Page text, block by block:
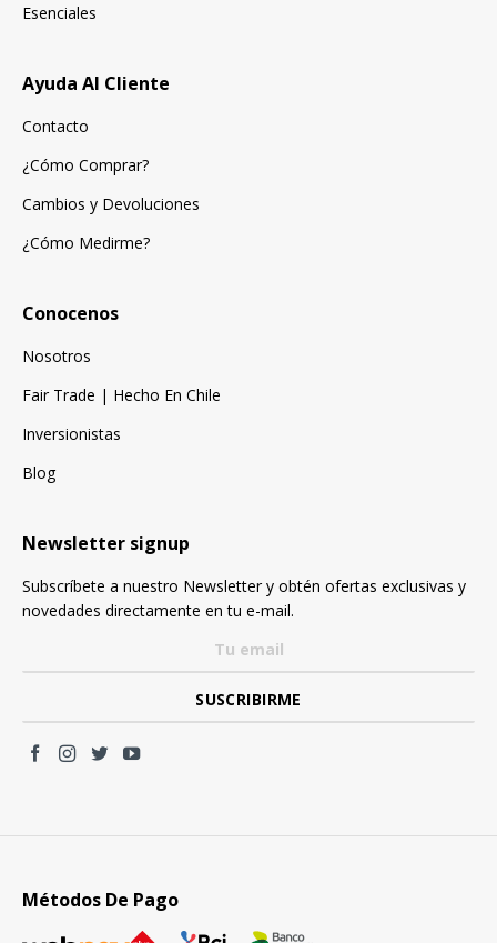
Esenciales
Ayuda Al Cliente
Contacto
¿Cómo Comprar?
Cambios y Devoluciones
¿Cómo Medirme?
Conocenos
Nosotros
Fair Trade | Hecho En Chile
Inversionistas
Blog
Newsletter signup
Subscríbete a nuestro Newsletter y obtén ofertas exclusivas y
novedades directamente en tu e-mail.
Métodos De Pago